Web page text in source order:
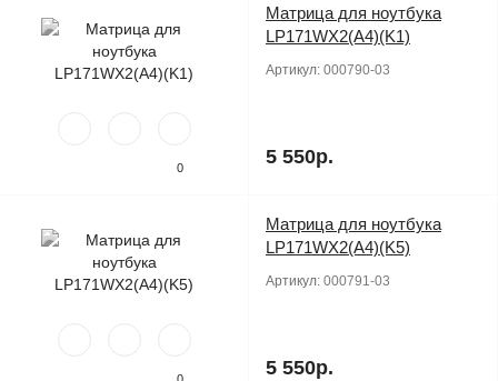
0
Матрица для ноутбука
LP171WX2(A4)(K1)
Артикул: 000790-03
5 550р.
Матрица для ноутбука
LP171WX2(A4)(K5)
Артикул: 000791-03
5 550р.